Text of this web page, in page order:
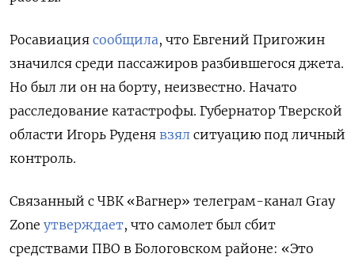
Росавиация сообщила, что Евгений Пригожин
значился среди пассажиров разбившегося джета.
Но был ли он на борту, неизвестно. Начато
расследование катастрофы. Губернатор Тверской
области Игорь Руденя взял ситуацию под личный
контроль.
Связанный с ЧВК «Вагнер» телеграм-канал Gray
Zone утверждает, что самолет был сбит
средствами ПВО в Бологовском районе: «Это